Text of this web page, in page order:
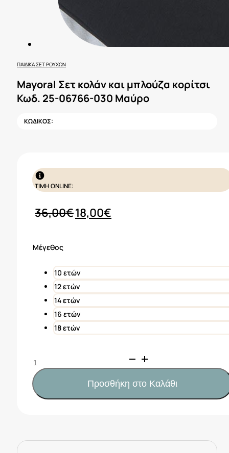
ΠΑΙΔΙΚΆ ΣΕΤ ΡΟΎΧΩΝ
Mayoral Σετ κολάν και μπλούζα κορίτσι
Κωδ. 25-06766-030 Μαύρο
ΚΩΔΙΚΟΣ:
ΤΙΜΗ ONLINE:
36,00€Original
18,00€
Μέγεθος
10 ετών
12 ετών
14 ετών
16 ετών
18 ετών
Mayoral
Σετ
κολάν
και
μπλούζα
Προσθήκη στο Καλάθι